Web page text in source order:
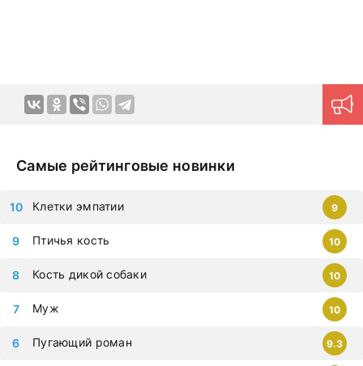
нужный контент.Новые серии на дорама клуб
загружаются ежедневно, приступайте к просмотру
можно смотреть на любых гаджетах – iphone, android,
Самые рейтинговые новинки
Пугающий роман 9.3
Муж 10
Кость дикой собаки 10
Птичья кость 10
Клетки эмпатии 9